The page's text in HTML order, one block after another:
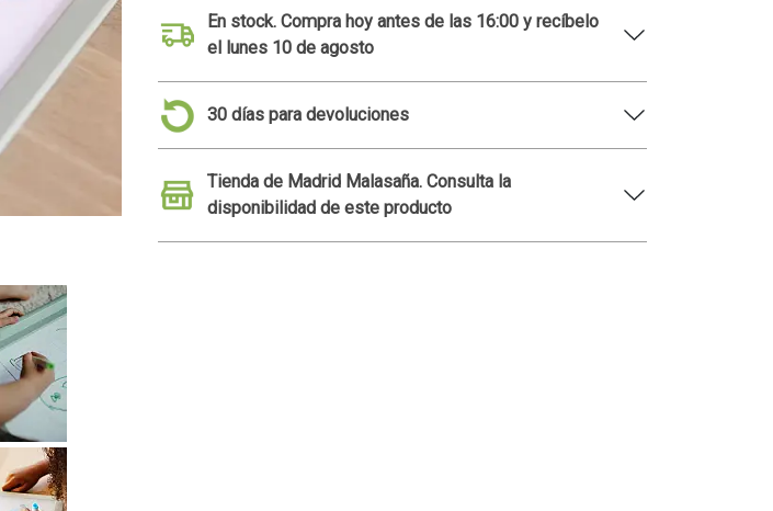
En stock. Compra hoy antes de las 16:00 y recíbelo
el lunes 10 de agosto
30 días para devoluciones
Tienda de Madrid Malasaña. Consulta la
disponibilidad de este producto